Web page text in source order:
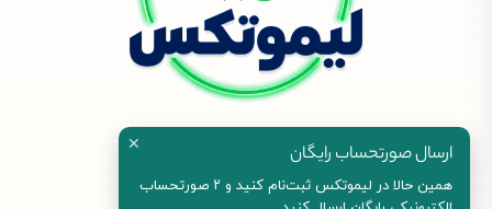
✕ ارسال صورتحساب رایگان
همین حالا در لیموتکس ثبت‌نام کنید و ۲ صورتحساب